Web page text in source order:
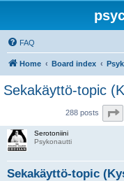
FAQ
Home Board index
Sekakäyttö-topic
288 posts
Serotoniini
Psykonautti
Sekakäyttö-topic